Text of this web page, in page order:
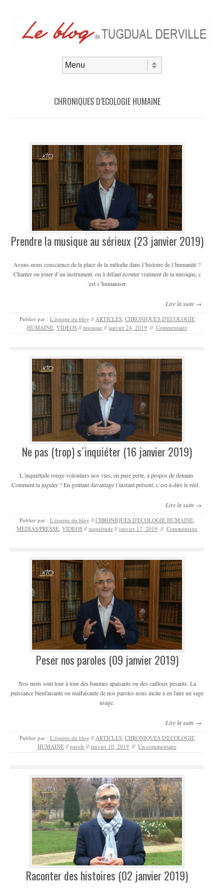
CHRONIQUES D’ECOLOGIE HUMAINE
Prendre la musique au sérieux (23 janvier 2019)
Avons-nous conscience de la place de la mélodie dans l´histoire de l´humanité ?
Chanter ou jouer d´un instrument, ou à défaut écouter vraiment de la musique, c
´est s´humaniser.
Lire la suite →
Publier par : L'équipe du blog // ARTICLES, CHRONIQUES D'ECOLOGIE
HUMAINE VIDEOS // musique // janvier 24, 2019 // Commentaire
Ne pas (trop) s´inquiéter (16 janvier 2019)
L´inquiétude ronge volontiers nos vies, en pure perte, à propos de demain.
Comment la juguler ? En goûtant davantage l´instant présent, c´est-à-dire le réel.
Lire la suite →
Publier par : L'équipe du blog // CHRONIQUES D'ECOLOGIE HUMAINE,
MEDIAS/PRESSE VIDEOS // inquiétude // janvier 17, 2019 // Commentaire
Peser nos paroles (09 janvier 2019)
Nos mots sont tour à tour des baumes apaisants ou des cailloux pesants. La
puissance bienfaisante ou malfaisante de nos paroles nous incite à en faire un sage
usage.
Lire la suite →
Publier par : L'équipe du blog // ARTICLES, CHRONIQUES D'ECOLOGIE
HUMAINE // parole // janvier 10, 2019 // Un commentaire
Raconter des histoires (02 janvier 2019)